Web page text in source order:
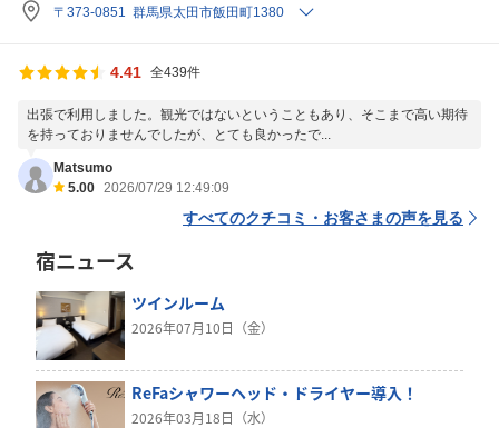
〒373-0851 群馬県太田市飯田町1380
4.41 全439件
出張で利用しました。観光ではないということもあり、そこまで高い期待
を持っておりませんでしたが、とても良かったで...
Matsumo
5.00 2026/07/29 12:49:09
すべてのクチコミ・お客さまの声を見る
宿ニュース
ツインルーム
2026年07月10日（金）
ReFaシャワーヘッド・ドライヤー導入！
2026年03月18日（水）